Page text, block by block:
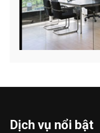
Dịch vụ nổi bật